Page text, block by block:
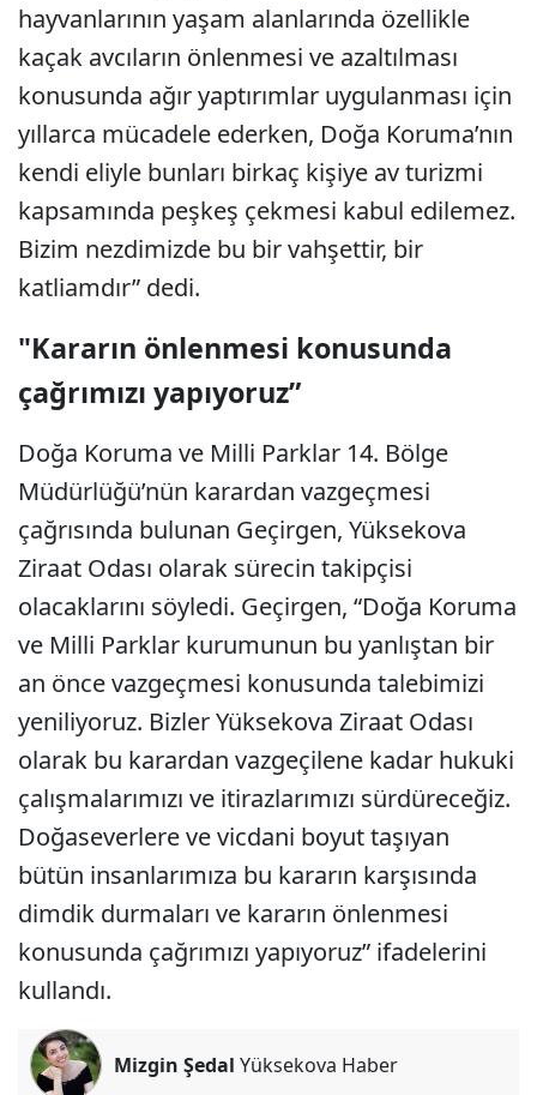
hayvanlarının yaşam alanlarında özellikle
kaçak avcıların önlenmesi ve azaltılması
konusunda ağır yaptırımlar uygulanması için
yıllarca mücadele ederken, Doğa Koruma’nın
kendi eliyle bunları birkaç kişiye av turizmi
kapsamında peşkeş çekmesi kabul edilemez.
Bizim nezdimizde bu bir vahşettir, bir
katliamdır” dedi.
"Kararın önlenmesi konusunda
çağrımızı yapıyoruz”
Doğa Koruma ve Milli Parklar 14. Bölge
Müdürlüğü’nün karardan vazgeçmesi
çağrısında bulunan Geçirgen, Yüksekova
Ziraat Odası olarak sürecin takipçisi
olacaklarını söyledi. Geçirgen, “Doğa Koruma
ve Milli Parklar kurumunun bu yanlıştan bir
an önce vazgeçmesi konusunda talebimizi
yeniliyoruz. Bizler Yüksekova Ziraat Odası
olarak bu karardan vazgeçilene kadar hukuki
çalışmalarımızı ve itirazlarımızı sürdüreceğiz.
Doğaseverlere ve vicdani boyut taşıyan
bütün insanlarımıza bu kararın karşısında
dimdik durmaları ve kararın önlenmesi
konusunda çağrımızı yapıyoruz” ifadelerini
kullandı.
Mizgin Şedal Yüksekova Haber